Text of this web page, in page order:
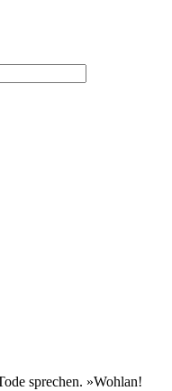
sprechen. »Wohlan!